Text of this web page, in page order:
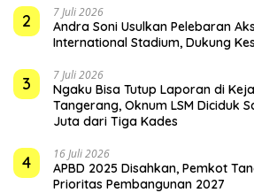
2 7 Juli 2026
Andra Soni Usulkan Pelebaran
International Stadium, Dukung
3 7 Juli 2026
Ngaku Bisa Tutup Laporan di
Tangerang, Oknum LSM Diciduk
Juta dari Tiga Kades
4 16 Juli 2026
APBD 2025 Disahkan, Pemkot
Prioritas Pembangunan 2027